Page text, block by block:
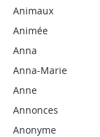
Animaux
Animée
Anna
Anna-Marie
Anne
Annonces
Anonyme